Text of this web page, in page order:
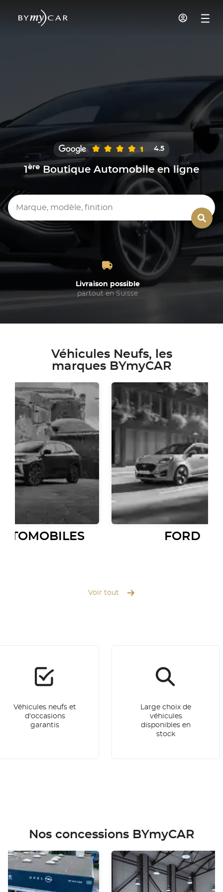
4.5
1 ère Boutique Automobile en ligne
Marque, modèle, finition
Livraison possible
partout en Suisse
Véhicules Neufs, les
marques BYmyCAR
FORD
Voir tout
Véhicules neufs et
d'occasions
garantis
Large choix de
véhicules
disponibles en
stock
Nos concessions BYmyCAR